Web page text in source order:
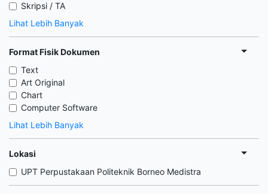
Skripsi / TA
Lihat Lebih Banyak
Format Fisik Dokumen
Text
Art Original
Chart
Computer Software
Lihat Lebih Banyak
Lokasi
UPT Perpustakaan Politeknik Borneo Medistra